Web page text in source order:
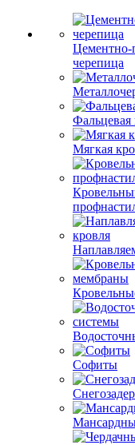
Цементно-
черепица
Фальцевая
Мягкая
Софиты